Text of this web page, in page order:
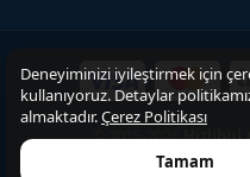
© 2015-2026
Deneyiminizi iyileştirmek için
kullanıyoruz. Detaylar
almaktadır.Çerez Politikası
Tamam